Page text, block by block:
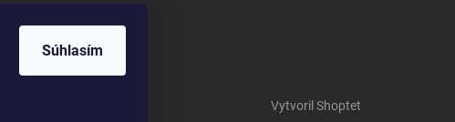
Súhlasím
Vytvoril Shoptet